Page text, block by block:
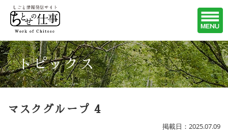
トピックス
マスクグループ 4
掲載日：2025.07.09